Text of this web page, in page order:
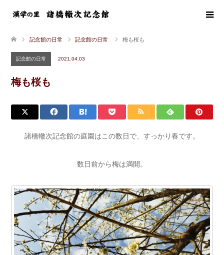
記念館の日常 記念館の日常 梅も桜も
記念館の日常 2021.04.03
梅も桜も
諸橋轍次記念館の庭園はこの数日で、すっかり春です。
数日前から梅は満開。